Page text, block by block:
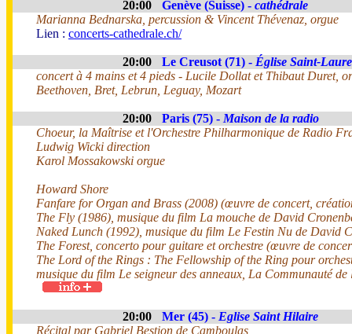
20:00 Genève (Suisse) - cathédrale
Marianna Bednarska, percussion & Vincent Thévenaz, orgue
Lien : concerts-cathedrale.ch/
20:00 Le Creusot (71) - Église Saint-
concert à 4 mains et 4 pieds - Lucile Dollat et Thibaut Duret,
Beethoven, Bret, Lebrun, Leguay, Mozart
20:00 Paris (75) - Maison de la radio
Choeur, la Maîtrise et l'Orchestre Philharmonique de Radio
Ludwig Wicki direction
Karol Mossakowski orgue
Howard Shore
Fanfare for Organ and Brass (2008) (œuvre de concert,
The Fly (1986), musique du film La mouche de David
Naked Lunch (1992), musique du film Le Festin Nu de David
The Forest, concerto pour guitare et orchestre (œuvre de
The Lord of the Rings : The Fellowship of the Ring pour
musique du film Le seigneur des anneaux, La Communauté de
20:00 Mer (45) - Eglise Saint Hilaire
Récital par Gabriel Bestion de Camboulas